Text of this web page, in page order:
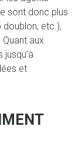
sont donc plus
etc.),
aux
et